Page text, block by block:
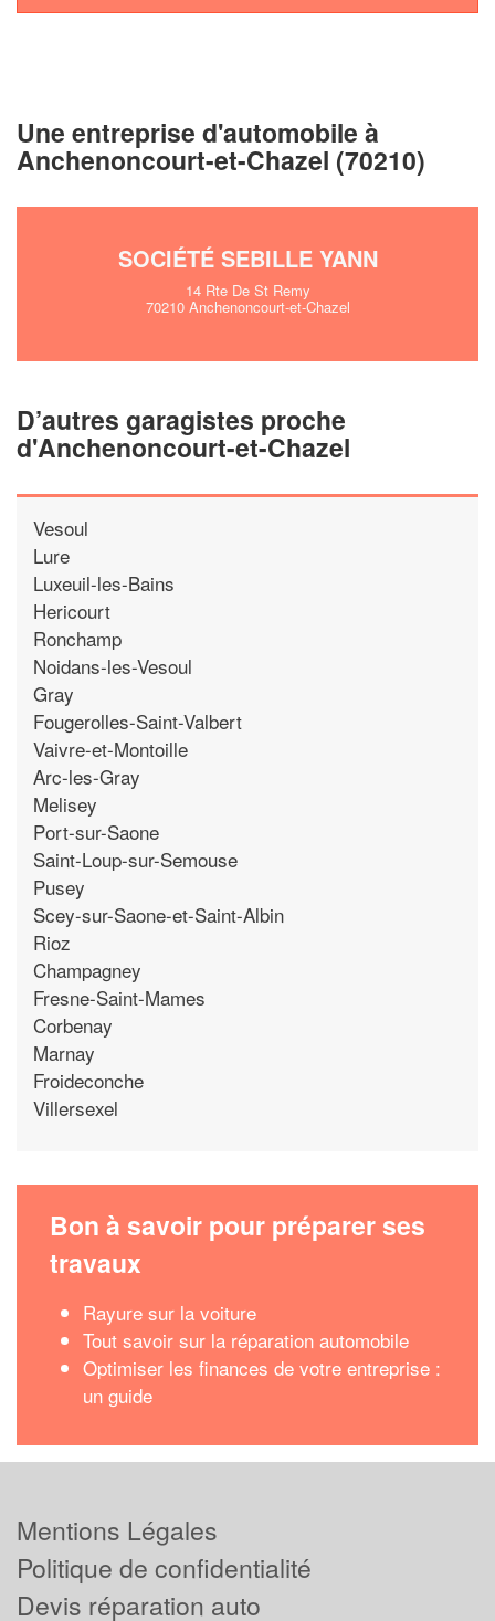
Une entreprise d'automobile à
Anchenoncourt-et-Chazel (70210)
SOCIÉTÉ SEBILLE YANN
14 Rte De St Remy
70210 Anchenoncourt-et-Chazel
D’autres garagistes proche
d'Anchenoncourt-et-Chazel
Vesoul
Lure
Luxeuil-les-Bains
Hericourt
Ronchamp
Noidans-les-Vesoul
Gray
Fougerolles-Saint-Valbert
Vaivre-et-Montoille
Arc-les-Gray
Melisey
Port-sur-Saone
Saint-Loup-sur-Semouse
Pusey
Scey-sur-Saone-et-Saint-Albin
Rioz
Champagney
Fresne-Saint-Mames
Corbenay
Marnay
Froideconche
Villersexel
Bon à savoir pour préparer ses
travaux
Rayure sur la voiture
Tout savoir sur la réparation automobile
Optimiser les finances de votre entreprise :
un guide
En savoir plus
Mentions Légales
Politique de confidentialité
Devis réparation auto